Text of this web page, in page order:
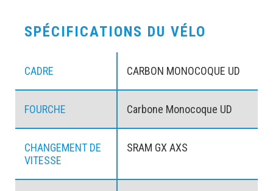
SPÉCIFICATIONS DU VÉLO
CADRE CARBON MONOCOQUE UD
FOURCHE Carbone Monocoque UD
CHANGEMENT DE
VITESSE
SRAM GX AXS